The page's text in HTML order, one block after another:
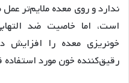
ندارد و روی معده ملایم‌تر
است، اما خاصیت ضد
خونریزی معده را افزایش
رقیق‌کننده خون مورد استفاده